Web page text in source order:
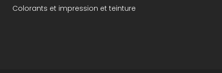
Colorants et impression et teinture